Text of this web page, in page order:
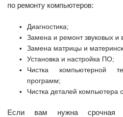
по ремонту компьютеров:
Диагностика;
Замена и ремонт звуковых и
Замена матрицы и
Установка и настройка ПО;
Чистка компьютерной
программ;
Чистка деталей компьютера
Если вам нужна срочная